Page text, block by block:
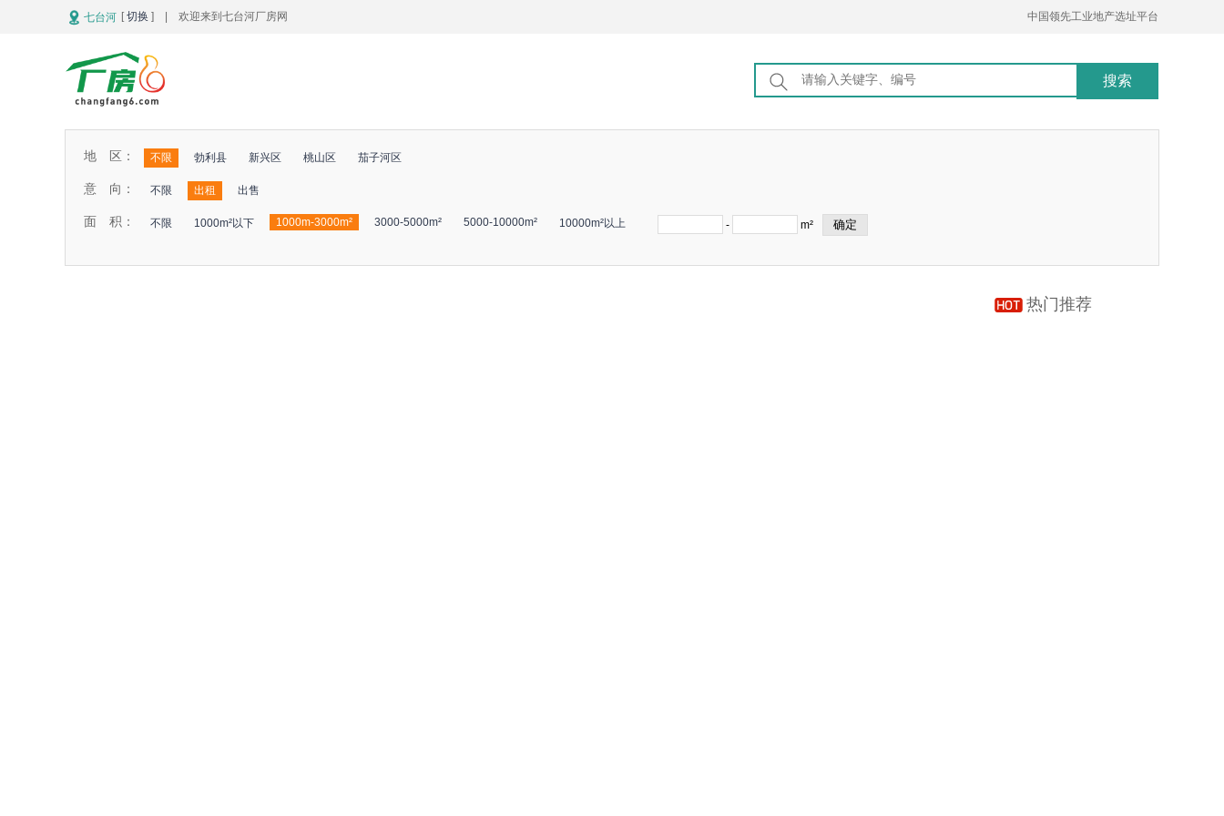
七台河 [ 切换 ] | 欢迎来到七台河厂房网 中国领先工业地产选址平台
地 区： 不限 勃利县 新兴区 桃山区 茄子河区
意 向： 不限 出租 出售
面 积： 不限 1000m²以下 1000m-3000m² 3000-5000m² 5000-10000m² 10000m²以上 - m²
热门推荐